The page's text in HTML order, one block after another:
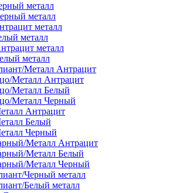
металл
металл
металл
металл
металл
металл
Металл Антрацит
Металл Антрацит
Металл Белый
Металл Черный
Антрацит
Белый
Черный
Металл Антрацит
Металл Белый
Металл Черный
Черный металл
Белый металл